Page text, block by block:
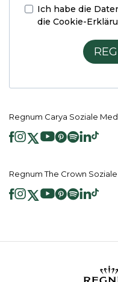
Ich habe die
die Cookie-
Regnum Carya Soziale
Regnum The Crown